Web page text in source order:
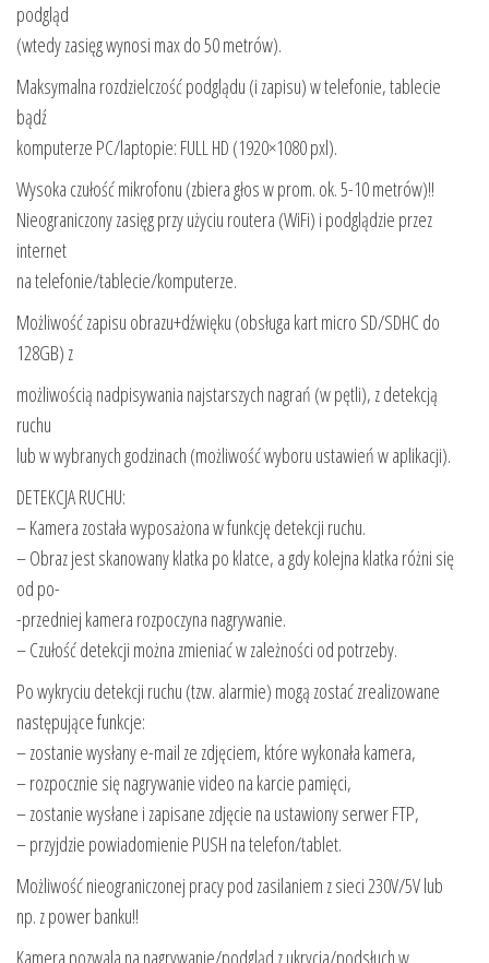
podgląd
(wtedy zasięg wynosi max do 50 metrów).
Maksymalna rozdzielczość podglądu (i zapisu) w telefonie, tablecie
bądź
komputerze PC/laptopie: FULL HD (1920×1080 pxl).
Wysoka czułość mikrofonu (zbiera głos w prom. ok. 5-10 metrów)!!
Nieograniczony zasięg przy użyciu routera (WiFi) i podglądzie przez
internet
na telefonie/tablecie/komputerze.
Możliwość zapisu obrazu+dźwięku (obsługa kart micro SD/SDHC do
128GB) z
możliwością nadpisywania najstarszych nagrań (w pętli), z detekcją
ruchu
lub w wybranych godzinach (możliwość wyboru ustawień w aplikacji).
DETEKCJA RUCHU:
– Kamera została wyposażona w funkcję detekcji ruchu.
– Obraz jest skanowany klatka po klatce, a gdy kolejna klatka różni się
od po-
-przedniej kamera rozpoczyna nagrywanie.
– Czułość detekcji można zmieniać w zależności od potrzeby.
Po wykryciu detekcji ruchu (tzw. alarmie) mogą zostać zrealizowane
następujące funkcje:
– zostanie wysłany e-mail ze zdjęciem, które wykonała kamera,
– rozpocznie się nagrywanie video na karcie pamięci,
– zostanie wysłane i zapisane zdjęcie na ustawiony serwer FTP,
– przyjdzie powiadomienie PUSH na telefon/tablet.
Możliwość nieograniczonej pracy pod zasilaniem z sieci 230V/5V lub
np. z power banku!!